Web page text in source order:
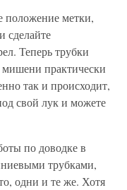
положение метки,
сделайте
Теперь трубки
мишени практически
так и происходит,
свой лук и можете
по доводке в
трубками,
одни и те же. Хотя